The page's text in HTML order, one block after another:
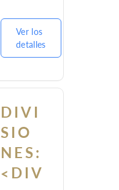
<encodingDesc>
<profileDesc>
<creat
<parti
>
<lang
Usage
>
<text
Ver los
detalles
DIVI
SIO
NES:
<DIV